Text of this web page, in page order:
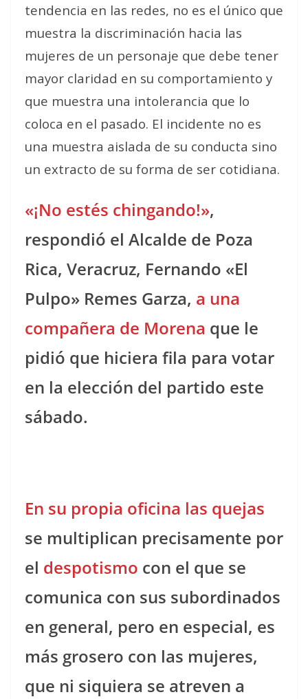
tendencia en las redes, no es el único que
muestra la discriminación hacia las
mujeres de un personaje que debe tener
mayor claridad en su comportamiento y
que muestra una intolerancia que lo
coloca en el pasado. El incidente no es
una muestra aislada de su conducta sino
un extracto de su forma de ser cotidiana.
«¡No estés chingando!»,
respondió el Alcalde de Poza
Rica, Veracruz, Fernando «El
Pulpo» Remes Garza, a una
compañera de Morena que le
pidió que hiciera fila para votar
en la elección del partido este
sábado.
En su propia oficina las quejas
se multiplican precisamente por
el despotismo con el que se
comunica con sus subordinados
en general, pero en especial, es
más grosero con las mujeres,
que ni siquiera se atreven a